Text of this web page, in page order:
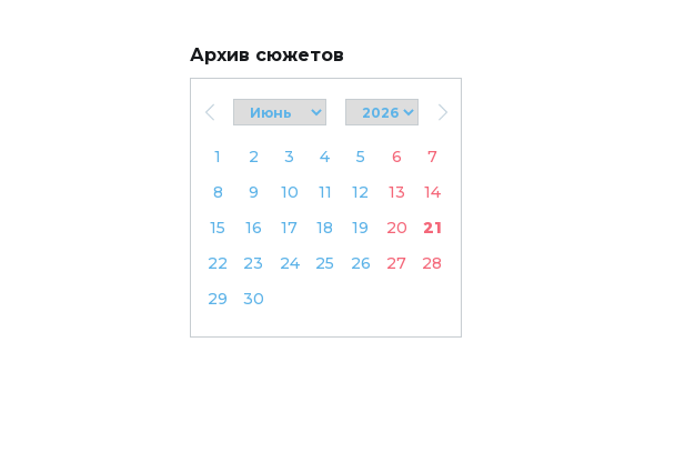
Архив сюжетов
1 2 3 4 5 6
7
8
9 10 11 12 13
14
15
16 17 18 19 20
21
22
23 24 25 26 27
28
29
30